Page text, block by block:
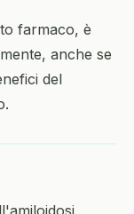
farmaco, è
anche se
del